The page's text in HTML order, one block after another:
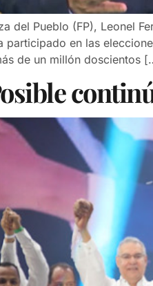
del Pueblo (FP), Leonel
en las
de un millón doscientos